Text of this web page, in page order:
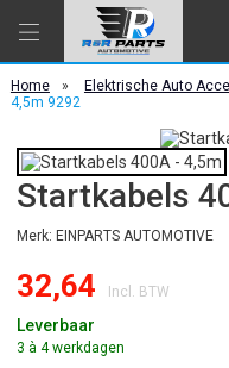
Home » Elektrische Auto
4,5m 9292
Startkabels
Merk: EINPARTS AUTOMOTIVE
32,64 Incl. BTW
Leverbaar
3 à 4 werkdagen